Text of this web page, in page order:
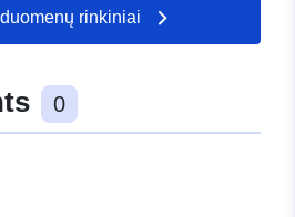
a8edd20aece4fec223db20ed
rinkiniai
0